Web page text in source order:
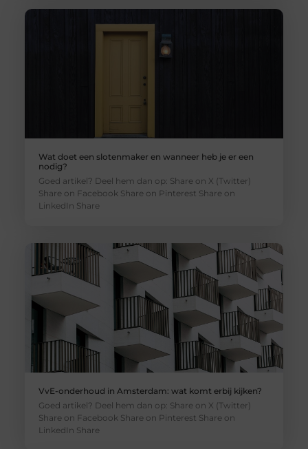
Wat doet een slotenmaker en wanneer heb je er een
nodig?
Goed artikel? Deel hem dan op: Share on X (Twitter)
Share on Facebook Share on Pinterest Share on
LinkedIn Share
VvE-onderhoud in Amsterdam: wat komt erbij kijken?
Goed artikel? Deel hem dan op: Share on X (Twitter)
Share on Facebook Share on Pinterest Share on
LinkedIn Share